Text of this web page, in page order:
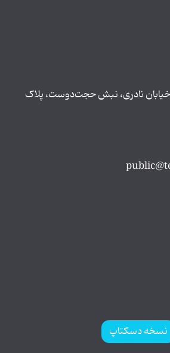
خیابان نادری، نبش حجت‌دوست، پلاک
نسخه دسکتاپ